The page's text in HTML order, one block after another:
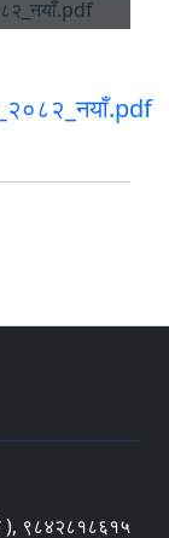
), ९८४२८१८६१५